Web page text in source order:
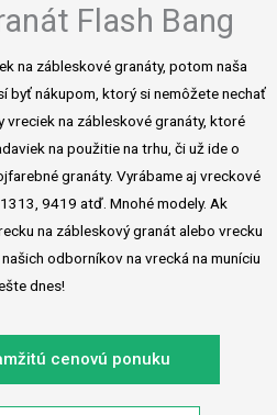
Flash Bang
na zábleskové granáty, potom naša
byť nákupom, ktorý si nemôžete nechať
vreciek na zábleskové granáty, ktoré
na použitie na trhu, či už ide o
granáty. Vyrábame aj vreckové
9419 atď. Mnohé modely. Ak
na zábleskový granát alebo vrecku
odborníkov na vrecká na muníciu
dnes!
cenovú ponuku